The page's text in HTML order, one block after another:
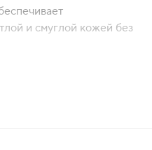
и смуглой кожей без
параметры для
С новой